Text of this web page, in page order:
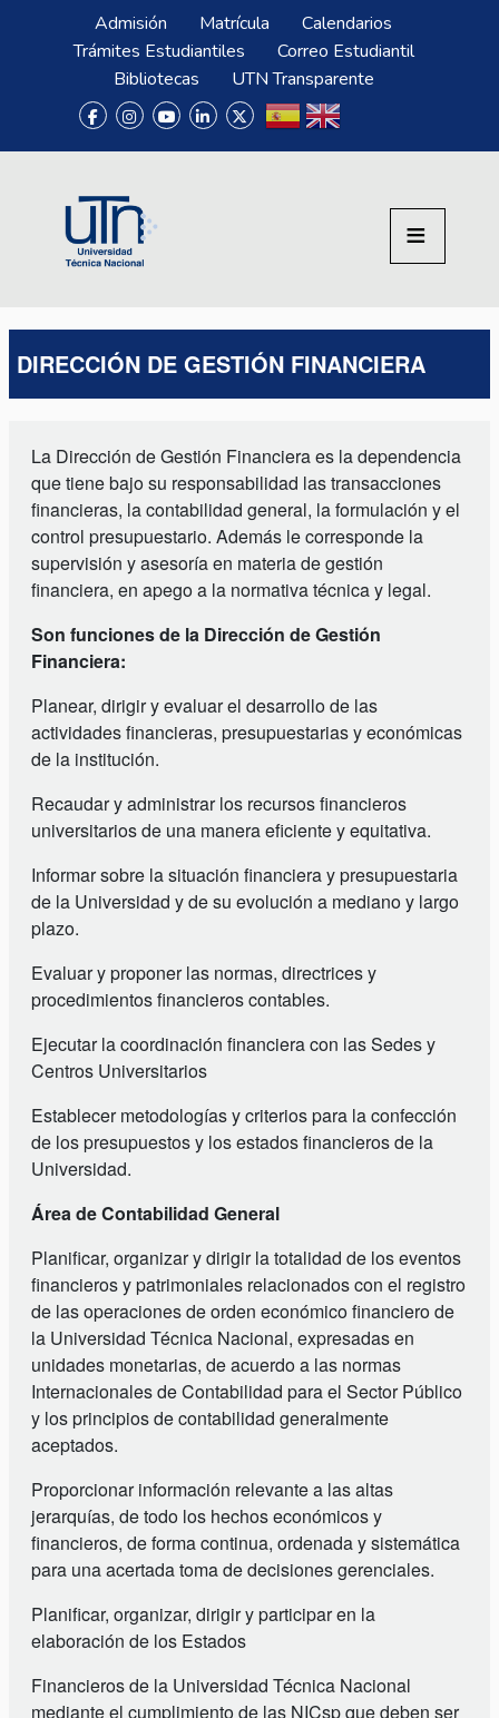
Pasar al contenido principal
Menú SuperiorAdmisión Matrícula
Calendarios
Trámites Estudiantiles
Correo Estudiantil
Bibliotecas
UTN Transparente
DIRECCIÓN DE GESTIÓN FINANCIERA
La Dirección de Gestión Financiera es la dependencia
que tiene bajo su responsabilidad las transacciones
financieras, la contabilidad general, la formulación y el
control presupuestario. Además le corresponde la
supervisión y asesoría en materia de gestión
financiera, en apego a la normativa técnica y legal.
Son funciones de la Dirección de Gestión
Financiera:
Planear, dirigir y evaluar el desarrollo de las
actividades financieras, presupuestarias y económicas
de la institución.
Recaudar y administrar los recursos financieros
universitarios de una manera eficiente y equitativa.
Informar sobre la situación financiera y presupuestaria
de la Universidad y de su evolución a mediano y largo
plazo.
Evaluar y proponer las normas, directrices y
procedimientos financieros contables.
Ejecutar la coordinación financiera con las Sedes y
Centros Universitarios
Establecer metodologías y criterios para la confección
de los presupuestos y los estados financieros de la
Universidad.
Área de Contabilidad General
Planificar, organizar y dirigir la totalidad de los eventos
financieros y patrimoniales relacionados con el registro
de las operaciones de orden económico financiero de
la Universidad Técnica Nacional, expresadas en
unidades monetarias, de acuerdo a las normas
Internacionales de Contabilidad para el Sector Público
y los principios de contabilidad generalmente
aceptados.
Proporcionar información relevante a las altas
jerarquías, de todo los hechos económicos y
financieros, de forma continua, ordenada y sistemática
para una acertada toma de decisiones gerenciales.
Planificar, organizar, dirigir y participar en la
elaboración de los Estados
Financieros de la Universidad Técnica Nacional
mediante el cumplimiento de las NICsp que deben ser